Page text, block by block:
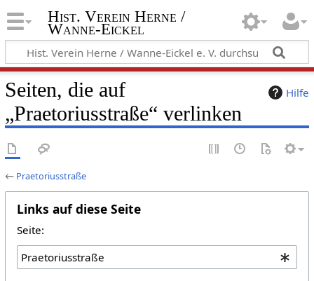
Hist. Verein Herne /
Wanne-Eickel
Hilfe
Seiten, die auf
„Praetoriusstraße“ verlinken
← Praetoriusstraße
Links auf diese Seite
Seite: